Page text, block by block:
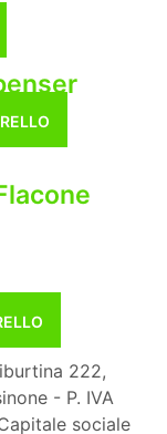
prodotto
ha
varianti.
Le
possono
prodotto
222,
- P. IVA
sociale